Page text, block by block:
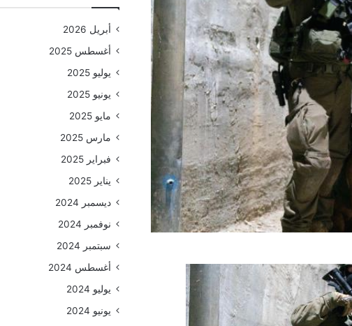
أبريل 2026
أغسطس 2025
يوليو 2025
يونيو 2025
مايو 2025
مارس 2025
فبراير 2025
يناير 2025
ديسمبر 2024
نوفمبر 2024
سبتمبر 2024
أغسطس 2024
يوليو 2024
يونيو 2024